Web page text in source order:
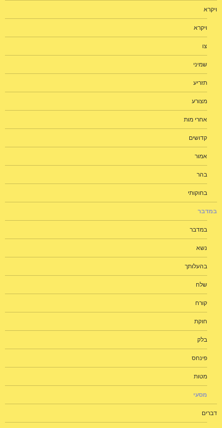
ויקרא
ויקרא
צו
שמיני
תזריע
מצורע
אחרי מות
קדושים
אמור
בהר
בחוקותי
במדבר
במדבר
נשא
בהעלותך
שלח
קורח
חוקת
בלק
פינחס
מטות
מסעי
דברים